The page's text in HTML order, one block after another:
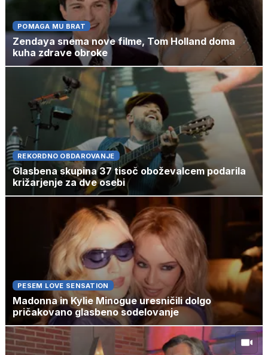
POMAGA MU BRAT
Zendaya snema nove filme, Tom Holland doma
kuha zdrave obroke
REKORDNO OBDAROVANJE
Glasbena skupina 37 tisoč oboževalcem podarila
križarjenje za dve osebi
PESEM LOVE SENSATION
Madonna in Kylie Minogue uresničili dolgo
pričakovano glasbeno sodelovanje